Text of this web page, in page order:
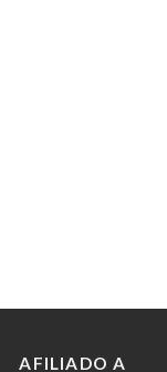
AFILIADO A